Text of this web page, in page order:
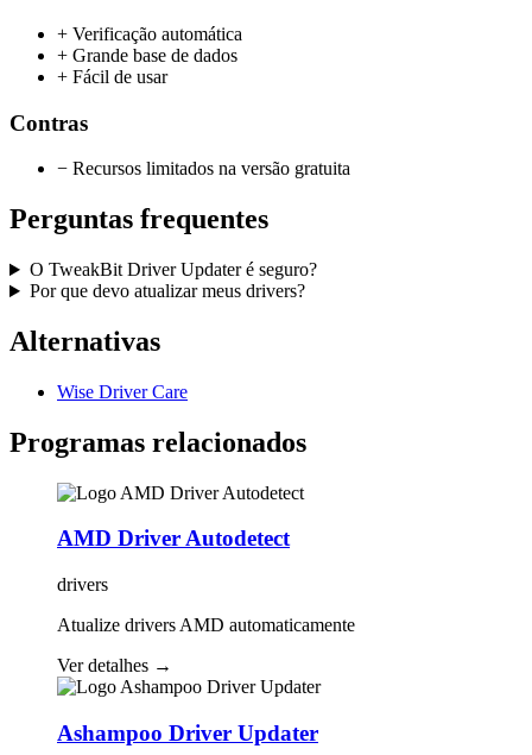
+ Verificação automática
+ Grande base de dados
+ Fácil de usar
Contras
− Recursos limitados na versão gratuita
Perguntas frequentes
O TweakBit Driver Updater é seguro?
Por que devo atualizar meus drivers?
Alternativas
Wise Driver Care
Programas relacionados
AMD Driver Autodetect
drivers
Atualize drivers AMD automaticamente
Ver detalhes →
Ashampoo Driver Updater